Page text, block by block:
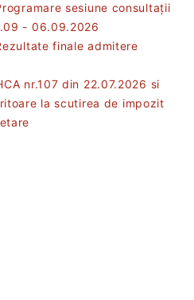
sesiune consultații
- 06.09.2026
finale admitere
nr.107 din 22.07.2026 si
la scutirea de impozit